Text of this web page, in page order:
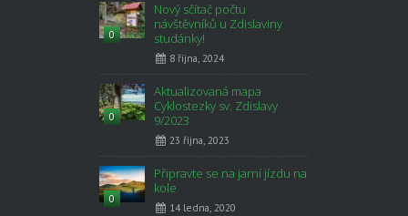
0
Nový sčítač počtu
návštěvníků u Zdislaviny
studánky!
8 října, 2024
0
Aktualizovaná mapa
Cyklostezky sv. Zdislavy
9/2023
23 října, 2023
0
Připravte se na jarní jízdu na
kole
14 ledna, 2020